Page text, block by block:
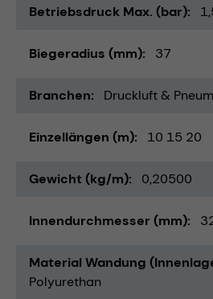
Betriebsdruck Max. (bar)
Biegeradius (mm) 37
Branchen Druckluft &
Einzellängen (m) 10 15 20
Gewicht (kg/m) 0,20500
Innendurchmesser (mm)
Material Wandung
Polyurethan